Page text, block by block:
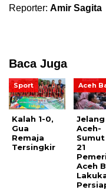
Reporter: Amir Sagita
Baca Juga
Sport
Kalah 1-0,
Gua
Remaja
Tersingkir
Aceh
Jelang
Aceh-
21
Aceh